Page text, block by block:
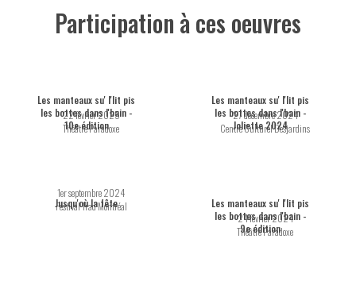
Participation à ces oeuvres
Les manteaux su' l'lit pis
les bottes dans l'bain -
10e édition
22 février 2025
Théâtre Paradoxe
Les manteaux su' l'lit pis
les bottes dans l'bain -
Joliette 2024
27 décembre 2024
Centre Culturel Desjardins
Jusqu'où la fête
1er septembre 2024
Festival Trad Montréal
Les manteaux su' l'lit pis
les bottes dans l'bain -
9e édition
24 février 2024
Théâtre Paradoxe